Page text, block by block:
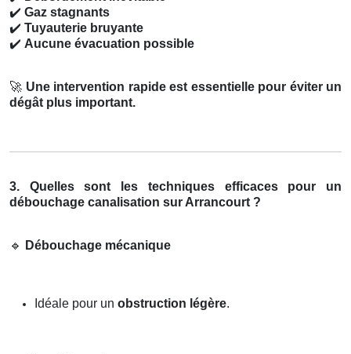
✔️ Gaz stagnants
✔️ Tuyauterie bruyante
✔️ Aucune évacuation possible
🚀 Une intervention rapide est essentielle pour éviter un
dégât plus important.
3. Quelles sont les techniques efficaces pour un
débouchage canalisation sur Arrancourt ?
🔹 Débouchage mécanique
Idéale pour un obstruction légère.